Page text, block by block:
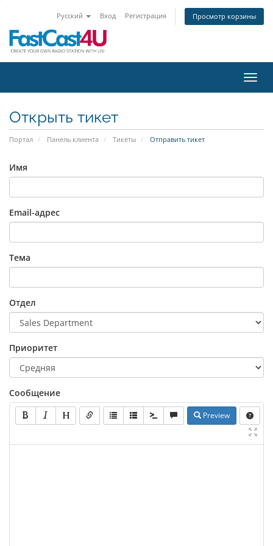
Русский Вход Регистрация Просмотр корзины
Открыть тикет
Портал Панель клиента Тикеты Отправить тикет
Имя
Email-адрес
Тема
Отдел
Приоритет
Сообщение
Preview